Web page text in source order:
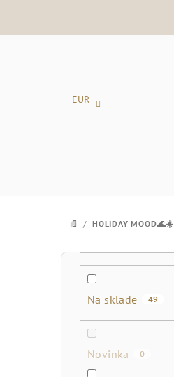
EUR
DOMOV
/ HOLIDAY MOOD🌊☀️
B
Na sklade 49
Novinka 0